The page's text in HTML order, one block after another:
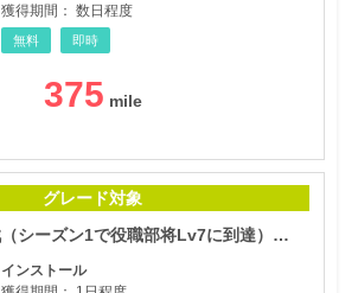
獲得期間： 数日程度
無料 即時
375
グレード対象
信長の野望 真戦（シーズン1で役職部将Lv7に到達）（Android）
インストール